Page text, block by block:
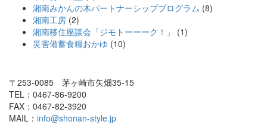
湘南みかんの木パートナーシッププログラム (8)
湘南工房 (2)
湘南移住座談会「ジモトーーーク！」
(1)
災害備蓄食糧おかゆ (10)
〒253-0085 茅ヶ崎市矢畑35-15
TEL：0467-86-9200
FAX：0467-82-3920
MAIL： info@shonan-style.jp